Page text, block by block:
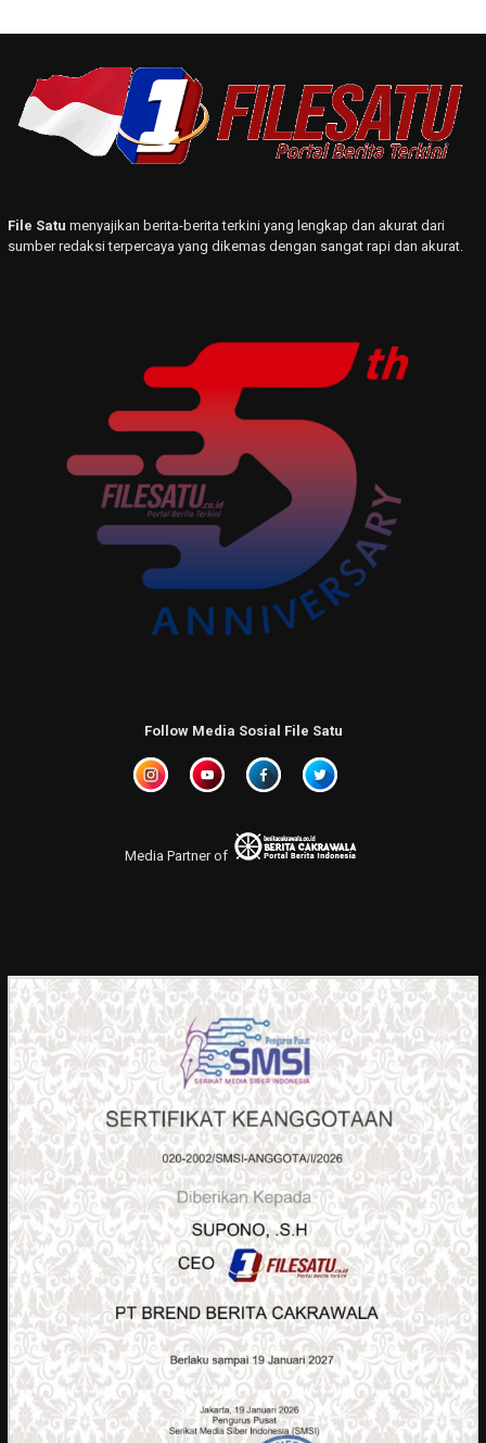
File Satu menyajikan berita-berita terkini yang lengkap dan akurat dari
sumber redaksi terpercaya yang dikemas dengan sangat rapi dan akurat.
Follow Media Sosial File Satu
Media Partner of